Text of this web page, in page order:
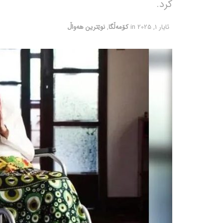
کرد.
ئایار 1, 2025 in کۆمەڵگا,نوێترین هەواڵ